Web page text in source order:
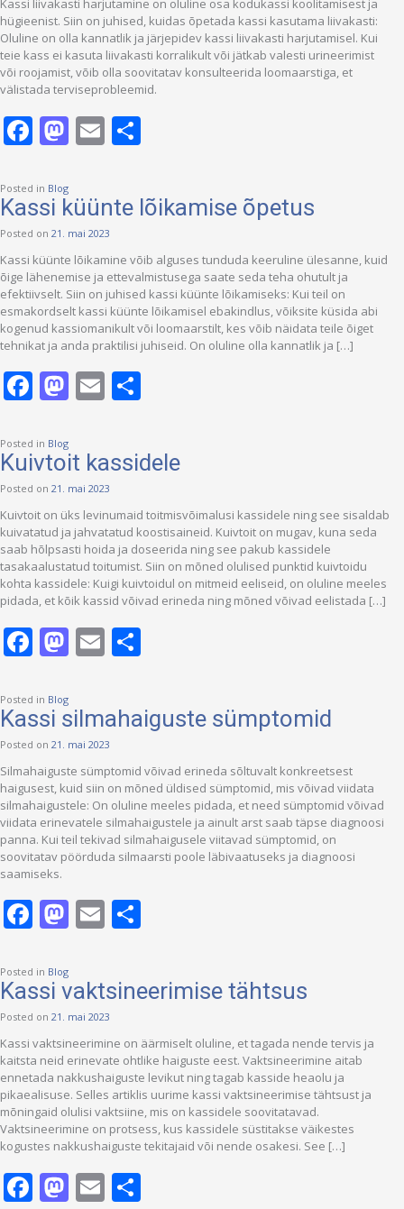
Kassi liivakasti harjutamine on oluline osa kodukassi koolitamisest ja
hügieenist. Siin on juhised, kuidas õpetada kassi kasutama liivakasti:
Oluline on olla kannatlik ja järjepidev kassi liivakasti harjutamisel. Kui
teie kass ei kasuta liivakasti korralikult või jätkab valesti urineerimist
või roojamist, võib olla soovitatav konsulteerida loomaarstiga, et
välistada terviseprobleemid.
Facebook
Mastodon
Email
Posted in Blog
Kassi küünte lõikamise õpetus
Posted on 21. mai 2023
Kassi küünte lõikamine võib alguses tunduda keeruline ülesanne, kuid
õige lähenemise ja ettevalmistusega saate seda teha ohutult ja
efektiivselt. Siin on juhised kassi küünte lõikamiseks: Kui teil on
esmakordselt kassi küünte lõikamisel ebakindlus, võiksite küsida abi
kogenud kassiomanikult või loomaarstilt, kes võib näidata teile õiget
tehnikat ja anda praktilisi juhiseid. On oluline olla kannatlik ja […]
Facebook
Mastodon
Email
Posted in Blog
Kuivtoit kassidele
Posted on 21. mai 2023
Kuivtoit on üks levinumaid toitmisvõimalusi kassidele ning see sisaldab
kuivatatud ja jahvatatud koostisaineid. Kuivtoit on mugav, kuna seda
saab hõlpsasti hoida ja doseerida ning see pakub kassidele
tasakaalustatud toitumist. Siin on mõned olulised punktid kuivtoidu
kohta kassidele: Kuigi kuivtoidul on mitmeid eeliseid, on oluline meeles
pidada, et kõik kassid võivad erineda ning mõned võivad eelistada […]
Facebook
Mastodon
Email
Posted in Blog
Kassi silmahaiguste sümptomid
Posted on 21. mai 2023
Silmahaiguste sümptomid võivad erineda sõltuvalt konkreetsest
haigusest, kuid siin on mõned üldised sümptomid, mis võivad viidata
silmahaigustele: On oluline meeles pidada, et need sümptomid võivad
viidata erinevatele silmahaigustele ja ainult arst saab täpse diagnoosi
panna. Kui teil tekivad silmahaigusele viitavad sümptomid, on
soovitatav pöörduda silmaarsti poole läbivaatuseks ja diagnoosi
saamiseks.
Facebook
Mastodon
Email
Posted in Blog
Kassi vaktsineerimise tähtsus
Posted on 21. mai 2023
Kassi vaktsineerimine on äärmiselt oluline, et tagada nende tervis ja
kaitsta neid erinevate ohtlike haiguste eest. Vaktsineerimine aitab
ennetada nakkushaiguste levikut ning tagab kasside heaolu ja
pikaealisuse. Selles artiklis uurime kassi vaktsineerimise tähtsust ja
mõningaid olulisi vaktsiine, mis on kassidele soovitatavad.
Vaktsineerimine on protsess, kus kassidele süstitakse väikestes
kogustes nakkushaiguste tekitajaid või nende osakesi. See […]
Facebook
Mastodon
Email